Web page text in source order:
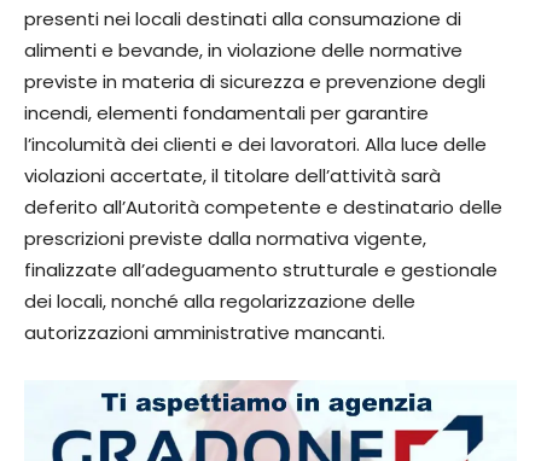
presenti nei locali destinati alla consumazione di
alimenti e bevande, in violazione delle normative
previste in materia di sicurezza e prevenzione degli
incendi, elementi fondamentali per garantire
l’incolumità dei clienti e dei lavoratori. Alla luce delle
violazioni accertate, il titolare dell’attività sarà
deferito all’Autorità competente e destinatario delle
prescrizioni previste dalla normativa vigente,
finalizzate all’adeguamento strutturale e gestionale
dei locali, nonché alla regolarizzazione delle
autorizzazioni amministrative mancanti.